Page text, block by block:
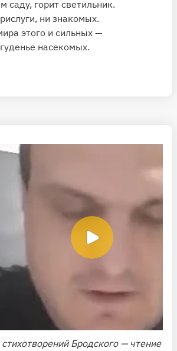
саду, горит светильник.
ни знакомых.
этого и сильных —
насекомых.
Бродского — чтение